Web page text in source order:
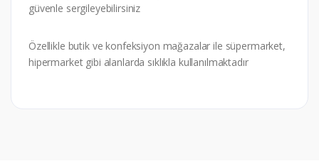
güvenle sergileyebilirsiniz
Özellikle butik ve konfeksiyon mağazalar ile süpermarket,
hipermarket gibi alanlarda sıklıkla kullanılmaktadır